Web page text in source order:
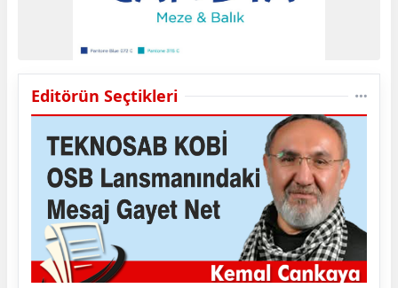
Editörün Seçtikleri